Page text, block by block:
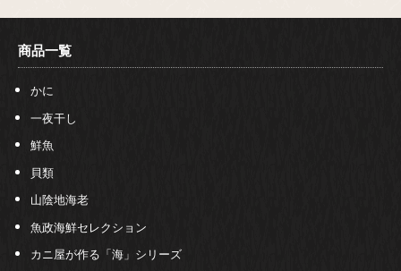
商品一覧
かに
一夜干し
鮮魚
貝類
山陰地海老
魚政海鮮セレクション
カニ屋が作る「海」シリーズ